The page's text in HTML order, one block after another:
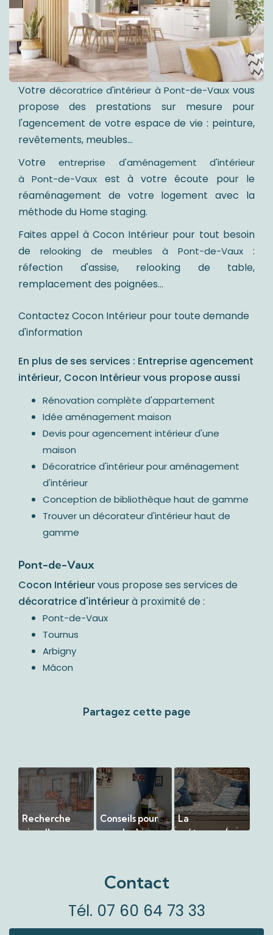
Votre décoratrice d'intérieur à Pont-de-Vaux vous
propose des prestations sur mesure pour
l'agencement de votre espace de vie : peinture,
revêtements, meubles...
Votreentreprise d'aménagement d'intérieur
à Pont-de-Vaux est à votre écoute pour le
réaménagement de votre logement avec la
méthode du Home staging.
Faites appel à Cocon Intérieur pour tout besoin
de relooking de meubles à Pont-de-Vaux :
réfection d'assise, relooking de table,
remplacement des poignées...
Contactez Cocon Intérieur pour toute demande
d'information
En plus de ses services : Entreprise agencement
intérieur, Cocon Intérieur vous propose aussi
Rénovation complète d'appartement
Idée aménagement maison
Devis pour agencement intérieur d'une
maison
Décoratrice d'intérieur pour aménagement
d'intérieur
Conception de bibliothèque haut de gamme
Trouver un décorateur d'intérieur haut de
gamme
Pont-de-Vaux
Cocon Intérieurvous propose ses services de
décoratrice d'intérieurà proximité de :
Pont-de-Vaux
Tournus
Arbigny
Mâcon
Recherche
visuelle
Conseils pour
un relooking
à Montpont en
Bresse (71)
La
métamorphose
Contact
Tél. 07 60 64 73 33